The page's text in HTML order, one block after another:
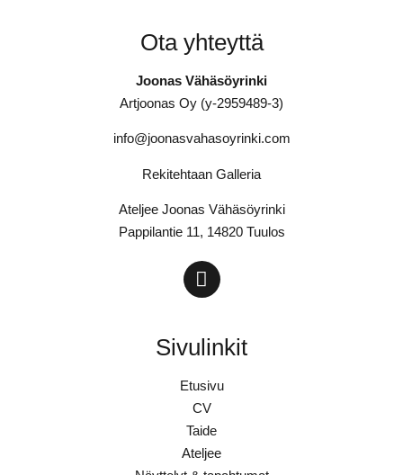
Ota yhteyttä
Joonas Vähäsöyrinki
Artjoonas Oy (y-2959489-3)
info@joonasvahasoyrinki.com
Rekitehtaan Galleria
Ateljee Joonas Vähäsöyrinki
Pappilantie 11, 14820 Tuulos
Sivulinkit
Etusivu
CV
Taide
Ateljee